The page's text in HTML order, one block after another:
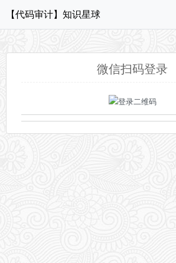
【代码审计】知识星球
微信扫码登录